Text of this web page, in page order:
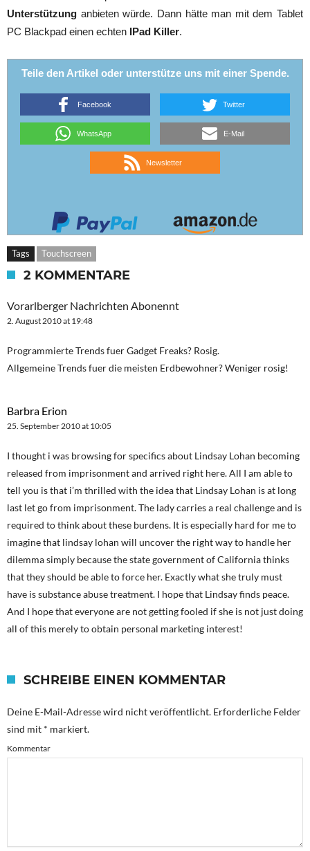
Unterstützung anbieten würde. Dann hätte man mit dem Tablet
PC Blackpad einen echten IPad Killer.
Teile den Artikel oder unterstütze uns mit einer Spende.
Facebook Twitter
WhatsApp E-Mail
Newsletter
Tags Touchscreen
2 KOMMENTARE
Vorarlberger Nachrichten Abonennt
2. August 2010 at 19:48
Programmierte Trends fuer Gadget Freaks? Rosig.
Allgemeine Trends fuer die meisten Erdbewohner? Weniger rosig!
Barbra Erion
25. September 2010 at 10:05
I thought i was browsing for specifics about Lindsay Lohan becoming
released from imprisonment and arrived right here. All I am able to
tell you is that i’m thrilled with the idea that Lindsay Lohan is at long
last let go from imprisonment. The lady carries a real challenge and is
required to think about these burdens. It is especially hard for me to
imagine that lindsay lohan will uncover the right way to handle her
dilemma simply because the state government of California thinks
that they should be able to force her. Exactly what she truly must
have is substance abuse treatment. I hope that Lindsay finds peace.
And I hope that everyone are not getting fooled if she is not just doing
all of this merely to obtain personal marketing interest!
SCHREIBE EINEN KOMMENTAR
Deine E-Mail-Adresse wird nicht veröffentlicht. Erforderliche Felder
sind mit * markiert.
Kommentar